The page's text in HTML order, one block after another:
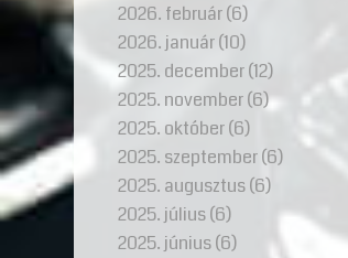
2026. február(6)
2026. január(10)
2025. december(12)
2025. november(6)
2025. október(6)
2025. szeptember(6)
2025. augusztus(6)
2025. július(6)
2025. június(6)